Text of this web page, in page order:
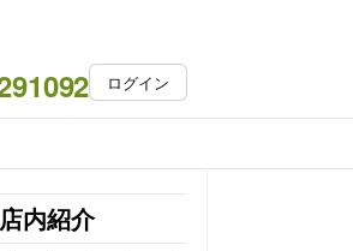
ログイン
内紹介